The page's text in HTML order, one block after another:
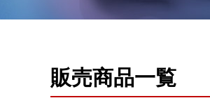
販売商品一覧